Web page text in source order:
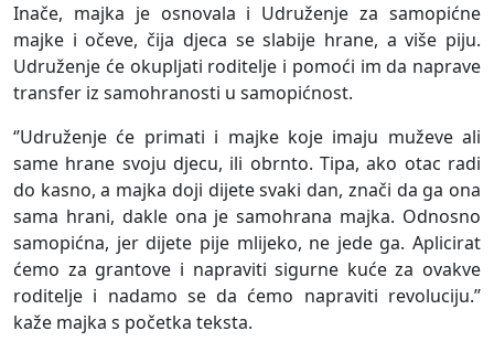
Inače, majka je osnovala i Udruženje za samopićne
majke i očeve, čija djeca se slabije hrane, a više piju.
Udruženje će okupljati roditelje i pomoći im da naprave
transfer iz samohranosti u samopićnost.
‘’Udruženje će primati i majke koje imaju muževe ali
same hrane svoju djecu, ili obrnto. Tipa, ako otac radi
do kasno, a majka doji dijete svaki dan, znači da ga ona
sama hrani, dakle ona je samohrana majka. Odnosno
samopićna, jer dijete pije mlijeko, ne jede ga. Aplicirat
ćemo za grantove i napraviti sigurne kuće za ovakve
roditelje i nadamo se da ćemo napraviti revoluciju.’’
kaže majka s početka teksta.